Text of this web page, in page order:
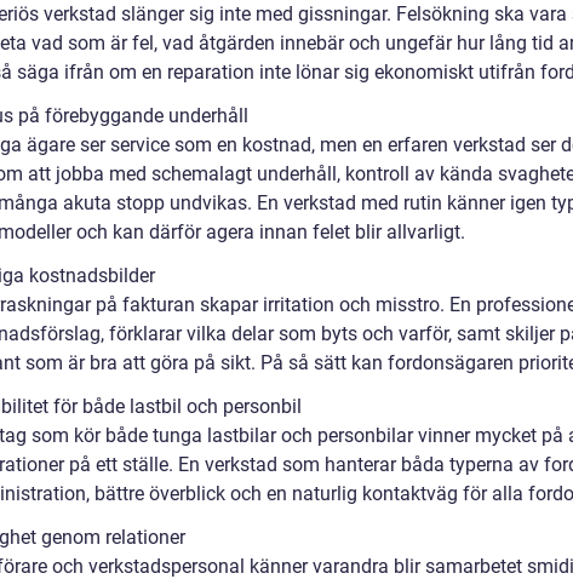
verkstad slänger sig inte med gissningar. Felsökning ska
vad som är fel, vad åtgärden innebär och ungefär hur lång tid
säga ifrån om en reparation inte lönar sig ekonomiskt utifrån
på förebyggande underhåll
ägare ser service som en kostnad, men en erfaren verkstad ser
att jobba med schemalagt underhåll, kontroll av kända
akuta stopp undvikas. En verkstad med rutin känner igen
och kan därför agera innan felet blir allvarligt.
kostnadsbilder
på fakturan skapar irritation och misstro. En
förklarar vilka delar som byts och varför, samt skiljer
som är bra att göra på sikt. På så sätt kan fordonsägaren
för både lastbil och personbil
som kör både tunga lastbilar och personbilar vinner mycket på
på ett ställe. En verkstad som hanterar båda typerna av
bättre överblick och en naturlig kontaktväg för alla
genom relationer
och verkstadspersonal känner varandra blir samarbetet